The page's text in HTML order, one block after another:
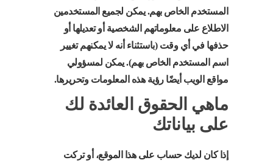
المستخدم الخاص بهم. يمكن لجميع المستخدمين
الاطلاع على معلوماتهم الشخصية أو تعديلها أو
حذفها في أي وقت (باستثناء أنه لا يمكنهم تغيير
اسم المستخدم الخاص بهم). يمكن لمسؤولي
مواقع الويب أيضًا رؤية هذه المعلومات وتحريرها.
ماهي الحقوق العائدة لك
على بياناتك
إذا كان لديك حساب على هذا الموقع، أو تركت